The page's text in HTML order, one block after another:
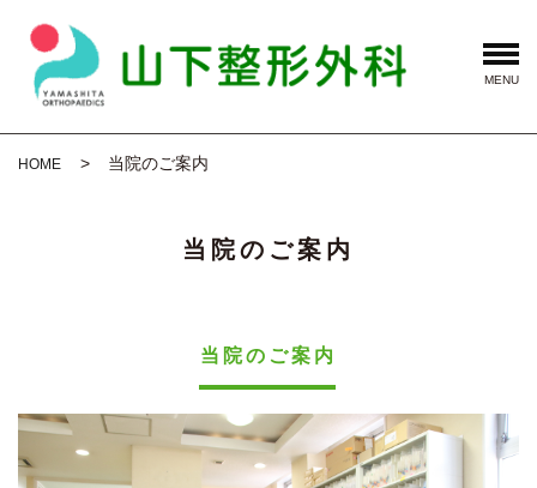
MENU
HOME 当院のご案内
当院のご案内
当院のご案内